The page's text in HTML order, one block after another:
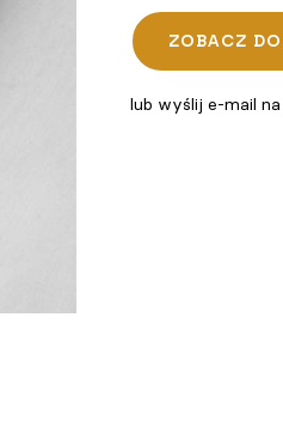
ZOBACZ
lub wyślij e-mail na